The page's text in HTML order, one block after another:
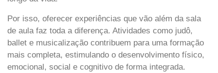
Por isso, oferecer experiências que vão além da sala
de aula faz toda a diferença. Atividades como judô,
ballet e musicalização contribuem para uma formação
mais completa, estimulando o desenvolvimento físico,
emocional, social e cognitivo de forma integrada.